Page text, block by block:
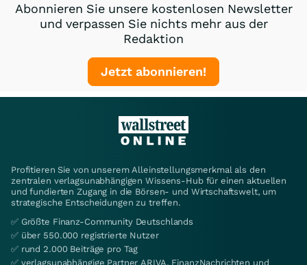
Abonnieren Sie unsere kostenlosen Newsletter
und verpassen Sie nichts mehr aus der
Redaktion
Jetzt abonnieren!
Profitieren Sie von unserem Alleinstellungsmerkmal als den
zentralen verlagsunabhängigen Wissens-Hub für einen aktuellen
und fundierten Zugang in die Börsen- und Wirtschaftswelt, um
strategische Entscheidungen zu treffen.
✅ Größte Finanz-Community Deutschlands
✅ über 550.000 registrierte Nutzer
✅ rund 2.000 Beiträge pro Tag
✅ verlagsunabhängige Partner ARIVA, FinanzNachrichten und